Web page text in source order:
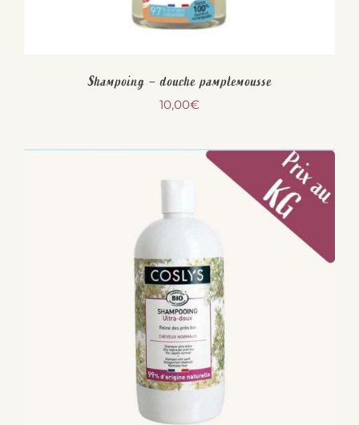
Shampoing – douche pamplemousse
10,00€